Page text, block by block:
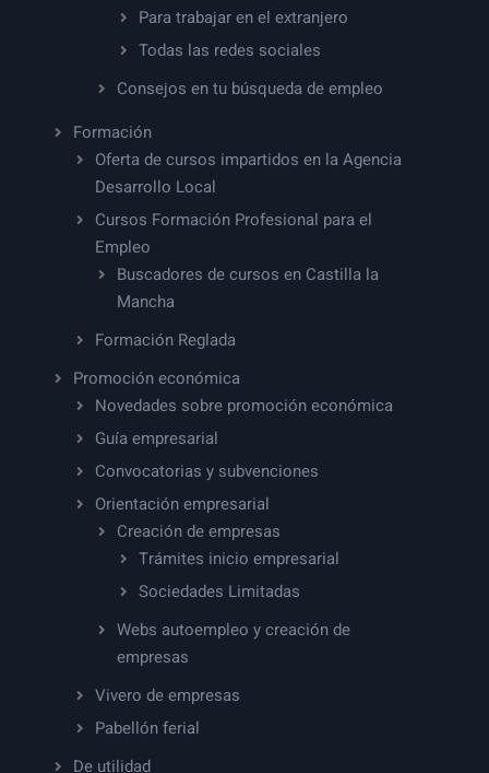
Para trabajar en el extranjero
Todas las redes sociales
Consejos en tu búsqueda de empleo
Formación
Oferta de cursos impartidos en la Agencia
Desarrollo Local
Cursos Formación Profesional para el
Empleo
Buscadores de cursos en Castilla la
Mancha
Formación Reglada
Promoción económica
Novedades sobre promoción económica
Guía empresarial
Convocatorias y subvenciones
Orientación empresarial
Creación de empresas
Trámites inicio empresarial
Sociedades Limitadas
Webs autoempleo y creación de
empresas
Vivero de empresas
Pabellón ferial
De utilidad